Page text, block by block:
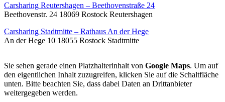
Carsharing Reutershagen – Beethovenstraße 24
Beethovenstr. 24 18069 Rostock Reutershagen
Carsharing Stadtmitte – Rathaus An der Hege
An der Hege 10 18055 Rostock Stadtmitte
Sie sehen gerade einen Platzhalterinhalt von Google Maps. Um auf
den eigentlichen Inhalt zuzugreifen, klicken Sie auf die Schaltfläche
unten. Bitte beachten Sie, dass dabei Daten an Drittanbieter
weitergegeben werden.